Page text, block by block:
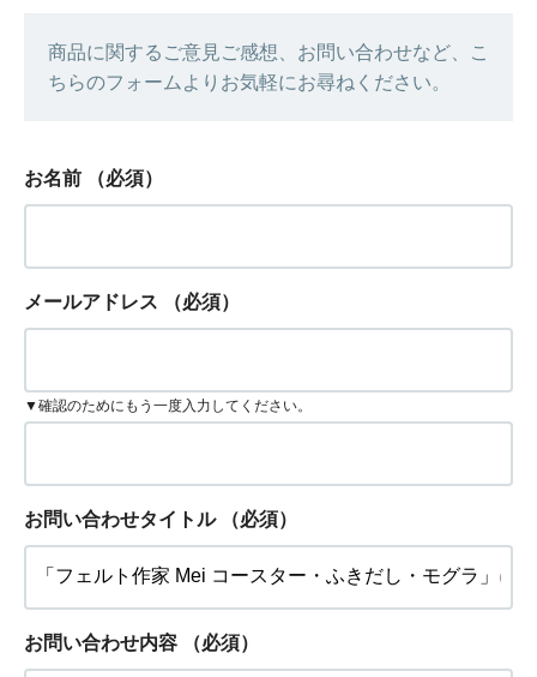
商品に関するご意見ご感想、お問い合わせなど、こ
ちらのフォームよりお気軽にお尋ねください。
お名前 （必須）
メールアドレス （必須）
▼確認のためにもう一度入力してください。
お問い合わせタイトル （必須）
お問い合わせ内容 （必須）